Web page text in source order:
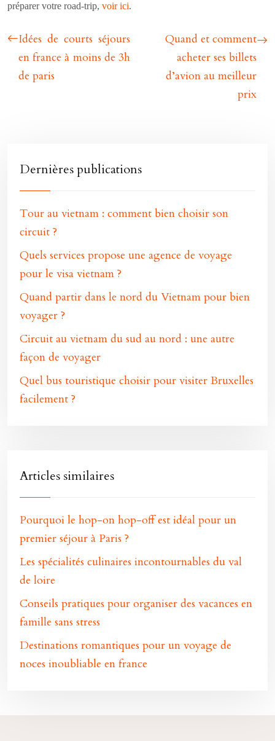
préparer votre road-trip, voir ici.
Idées de courts séjours
en france à moins de 3h
de paris
Quand et comment
acheter ses billets
d’avion au meilleur
prix
Dernières publications
Tour au vietnam : comment bien choisir son
circuit ?
Quels services propose une agence de voyage
pour le visa vietnam ?
Quand partir dans le nord du Vietnam pour bien
voyager ?
Circuit au vietnam du sud au nord : une autre
façon de voyager
Quel bus touristique choisir pour visiter Bruxelles
facilement ?
Articles similaires
Pourquoi le hop-on hop-off est idéal pour un
premier séjour à Paris ?
Les spécialités culinaires incontournables du val
de loire
Conseils pratiques pour organiser des vacances en
famille sans stress
Destinations romantiques pour un voyage de
noces inoubliable en france